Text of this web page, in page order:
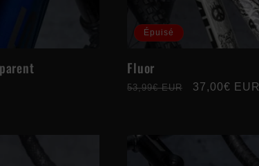
Épuisé
Fluor
Prix
53,99€ EUR
Prix
37,00€ EUR